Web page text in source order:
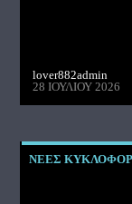
lover882admin
28 ΙΟΥΛΊΟΥ 2026
ΝΕΕΣ